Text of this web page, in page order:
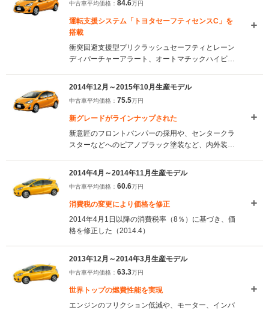
が備わるCrossoverが設定されている（2017.6）
中古車平均価格： 84.6万円
運転支援システム「トヨタセーフティセンスC」を
搭載
衝突回避支援型プリクラッシュセーフティとレーン
ディパーチャーアラート、オートマチックハイビー
セーフティセンスC」が上級グレード「G」に標準装
備。その他のグレードにもオプション設定されてい
る（2015.11）
2014年12月～2015年10月生産モデル
中古車平均価格： 75.5万円
新グレードがラインナップされた
新意匠のフロントバンパーの採用や、センタークラ
スターなどへのピアノブラック塗装など、内外装に
よって最低地上高が20mmアップしクロスオーバー
風のデザインが与えられた新グレード「X-URBAN」
が設定されている（2014.12）
2014年4月～2014年11月生産モデル
中古車平均価格： 60.6万円
消費税の変更により価格を修正
2014年4月1日以降の消費税率（8％）に基づき、価
格を修正した（2014.4）
2013年12月～2014年3月生産モデル
中古車平均価格： 63.3万円
世界トップの燃費性能を実現
エンジンのフリクション低減や、モーター、インバ